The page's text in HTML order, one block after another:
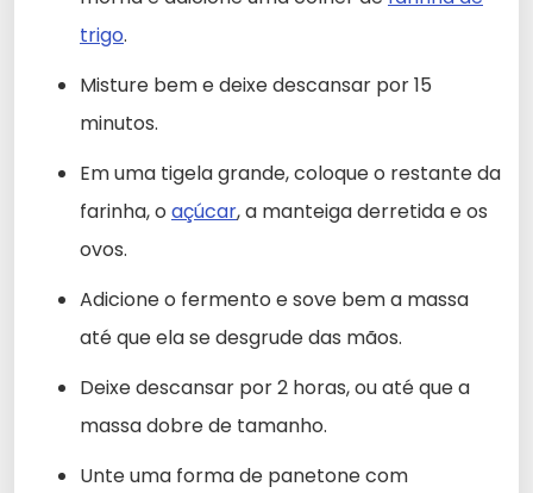
trigo.
Misture bem e deixe descansar por 15
minutos.
Em uma tigela grande, coloque o restante da
farinha, o açúcar, a manteiga derretida e os
ovos.
Adicione o fermento e sove bem a massa
até que ela se desgrude das mãos.
Deixe descansar por 2 horas, ou até que a
massa dobre de tamanho.
Unte uma forma de panetone com